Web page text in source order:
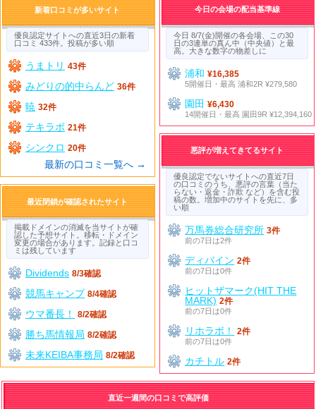
新着口コミが多いサイト
優良認定サイトへの直近3日の新着
口コミ 433件。投稿が多い順
うまトリ 43件
みどりの的中らんど 36件
暁 32件
テキラボ 21件
シンクロ 20件
最新の口コミ一覧へ →
今日の会場の配当基準線
今日 8/7(金)開催の各会場、この30
日の3連単の真ん中（中央値）と最
高。大きな数字の物差しに
浦和¥16,385
5開催日・最高 浦和2R ¥279,580
園田¥6,430
14開催日・最高 園田9R ¥12,394,160
悪評が増えてきてるサイト
優良認定でないサイトへの直近7日
の口コミのうち、悪評の言葉（当た
らない・返金・詐欺 など）を含む投
稿の数。増加中のサイトを先に、多
い順
万馬券総合研究所 3件
前の7日は2件
ディバイン 2件
前の7日は0件
ヒットザマーク(HIT THE
MARK) 2件
前の7日は0件
リホラボ！
2件
前の7日は0件
カチトル 2件
最近閉鎖が確認されたサイト
掲載ドメインの消滅を当サイトが確
認した予想サイト。移転・ドメイン
変更の場合があります。記録と口コ
ミは残しています
Dividends 8/3確認
競馬キャンプ 8/4確認
ウマ番長！ 8/2確認
勝ち馬情報局 8/2確認
未来KEIBA事務局 8/2確認
直近一週間の口コミで高評価